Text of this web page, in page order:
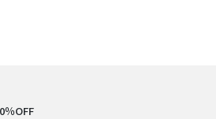
％OFF